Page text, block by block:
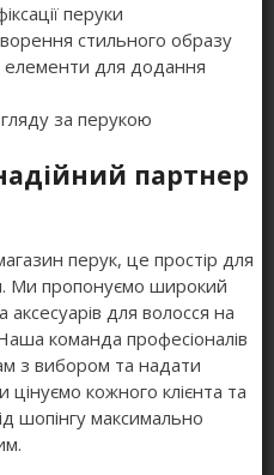
перуки
стильного образу
елементи для додання
за перукою
партнер
перук, це простір для
Ми пропонуємо широкий
аксесуарів для волосся на
команда професіоналів
з вибором та надати
кожного клієнта та
шопінгу максимально